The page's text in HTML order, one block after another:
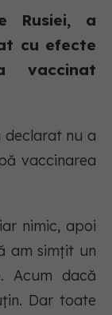
Rusiei, a
cu efecte
vaccinat
declarat nu a
vaccinarea
nimic, apoi
am simțit un
Acum dacă
Dar toate